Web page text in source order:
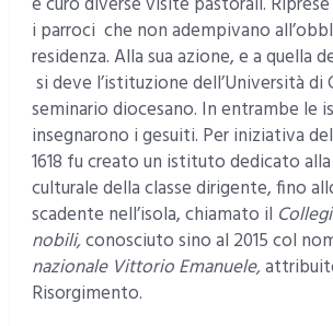
i parroci che non adempivano
residenza. Alla sua azione, e a quella
si deve l’istituzione dell’Università di
seminario diocesano. In entrambe le
insegnarono i gesuiti. Per iniziativa
1618 fu creato un istituto dedicato
culturale della classe dirigente, fino
scadente nell’isola, chiamato il
nobili,conosciuto sino al 2015 col
nazionale Vittorio Emanuele,
Risorgimento.